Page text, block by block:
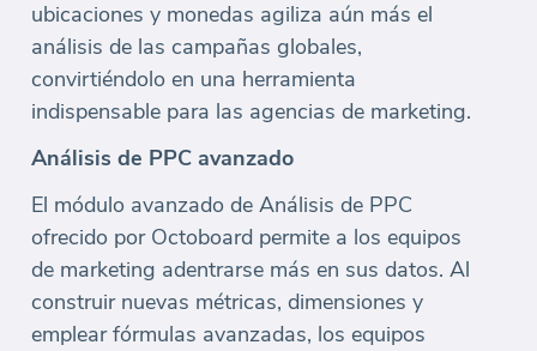
ubicaciones y monedas agiliza aún más el
análisis de las campañas globales,
convirtiéndolo en una herramienta
indispensable para las agencias de marketing.
Análisis de PPC avanzado
El módulo avanzado de Análisis de PPC
ofrecido por Octoboard permite a los equipos
de marketing adentrarse más en sus datos. Al
construir nuevas métricas, dimensiones y
emplear fórmulas avanzadas, los equipos